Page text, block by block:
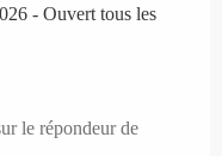
- Ouvert tous les
le répondeur de